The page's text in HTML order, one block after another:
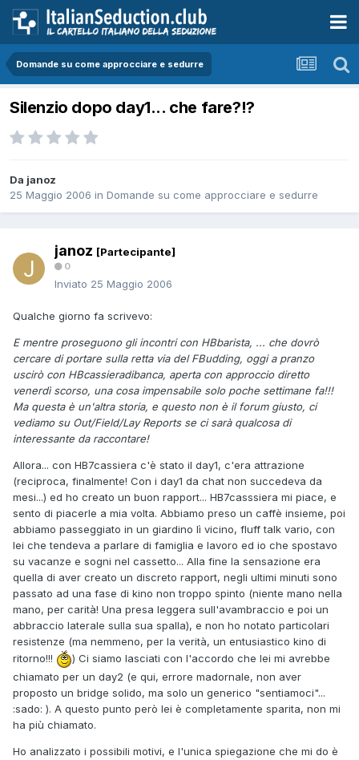
Domande su come approcciare e sedurre
Silenzio dopo day1... che fare?!?
Da janoz
25 Maggio 2006 in Domande su come approcciare e sedurre
janoz [Partecipante]
0
Inviato 25 Maggio 2006
Qualche giorno fa scrivevo:
E mentre proseguono gli incontri con HBbarista, ... che dovrò
cercare di portare sulla retta via del FBudding, oggi a pranzo
uscirò con HBcassieradibanca, aperta con approccio diretto
venerdì scorso, una cosa impensabile solo poche settimane fa!!!
Ma questa è un'altra storia, e questo non è il forum giusto, ci
vediamo su Out/Field/Lay Reports se ci sarà qualcosa di
interessante da raccontare!
Allora... con HB7cassiera c'è stato il day1, c'era attrazione
(reciproca, finalmente! Con i day1 da chat non succedeva da
mesi...) ed ho creato un buon rapport... HB7casssiera mi piace, e
sento di piacerle a mia volta. Abbiamo preso un caffè insieme, poi
abbiamo passeggiato in un giardino lì vicino, fluff talk vario, con
lei che tendeva a parlare di famiglia e lavoro ed io che spostavo
su vacanze e sogni nel cassetto... Alla fine la sensazione era
quella di aver creato un discreto rapport, negli ultimi minuti sono
passato ad una fase di kino non troppo spinto (niente mano nella
mano, per carità! Una presa leggera sull'avambraccio e poi un
abbraccio laterale sulla sua spalla), e non ho notato particolari
resistenze (ma nemmeno, per la verità, un entusiastico kino di
ritorno!!!
) Ci siamo lasciati con l'accordo che lei mi avrebbe
chiamato per un day2 (e qui, errore madornale, non aver
proposto un bridge solido, ma solo un generico "sentiamoci"...
:sado: ). A questo punto però lei è completamente sparita, non mi
ha più chiamato.
Ho analizzato i possibili motivi, e l'unica spiegazione che mi do è